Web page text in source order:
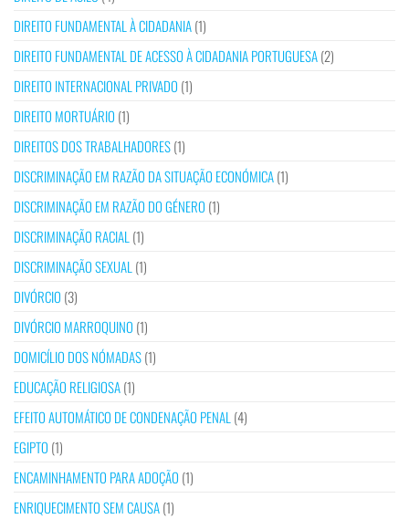
DIREITO FUNDAMENTAL À CIDADANIA(1)
DIREITO FUNDAMENTAL DE ACESSO À CIDADANIA PORTUGUESA(2)
DIREITO INTERNACIONAL PRIVADO (1)
DIREITO MORTUÁRIO (1)
DIREITOS DOS TRABALHADORES(1)
DISCRIMINAÇÃO EM RAZÃO DA SITUAÇÃO ECONÓMICA(1)
DISCRIMINAÇÃO EM RAZÃO DO GÉNERO (1)
DISCRIMINAÇÃO RACIAL (1)
DISCRIMINAÇÃO SEXUAL (1)
DIVÓRCIO (3)
DIVÓRCIO MARROQUINO (1)
DOMICÍLIO DOS NÓMADAS(1)
EDUCAÇÃO RELIGIOSA(1)
EFEITO AUTOMÁTICO DE CONDENAÇÃO PENAL (4)
EGIPTO (1)
ENCAMINHAMENTO PARA ADOÇÃO (1)
ENRIQUECIMENTO SEM CAUSA(1)